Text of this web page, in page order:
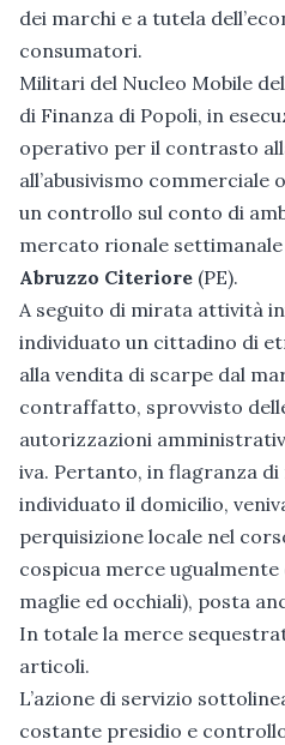
dei marchi e a tutela
consumatori.
Militari del Nucleo Mobile
di Finanza di Popoli, in
operativo per il contrasto
all’abusivismo
un controllo sul conto di
mercato rionale
Abruzzo Citeriore (PE).
A seguito di mirata attività
individuato un cittadino di
alla vendita di scarpe dal
contraffatto, sprovvisto
autorizzazioni
iva. Pertanto, in flagranza di
individuato il domicilio,
perquisizione locale nel
cospicua merce
maglie ed occhiali), posta
In totale la merce
articoli.
L’azione di servizio
costante presidio e